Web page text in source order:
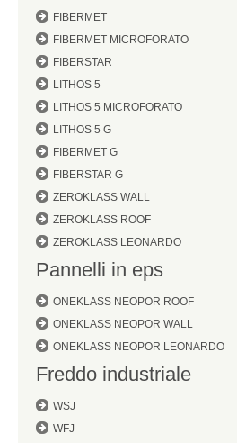
FIBERMET
FIBERMET MICROFORATO
FIBERSTAR
LITHOS 5
LITHOS 5 MICROFORATO
LITHOS 5 G
FIBERMET G
FIBERSTAR G
ZEROKLASS WALL
ZEROKLASS ROOF
ZEROKLASS LEONARDO
Pannelli in eps
ONEKLASS NEOPOR ROOF
ONEKLASS NEOPOR WALL
ONEKLASS NEOPOR LEONARDO
Freddo industriale
WSJ
WFJ